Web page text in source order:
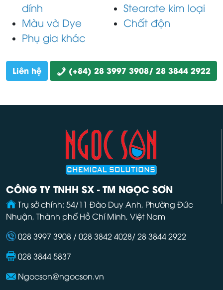
dính
Màu và Dye
Phụ gia khác
Stearate kim loại
Chất độn
Liên hệ (+84) 28 3997 3908/ 28 3844 2922
CÔNG TY TNHH SX - TM NGỌC SƠN
Trụ sở chính: 54/11 Đào Duy Anh, Phường Đức
Nhuận, Thành phố Hồ Chí Minh, Việt Nam
028 3997 3908 / 028 3842 4028/ 28 3844 2922
028 3844 5837
Ngocson@ngocson.vn